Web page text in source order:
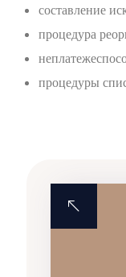
составление
процедура
процедуры